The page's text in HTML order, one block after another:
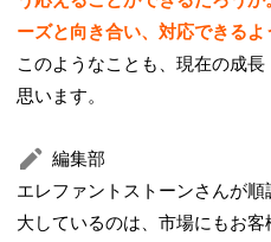
ーズと向き合い、対応できるよ
このようなことも、現在の成
思います。
編集部
エレファントストーンさんが
大しているのは、市場にもお